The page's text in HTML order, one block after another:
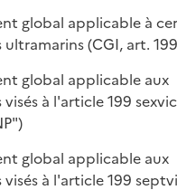
global applicable à
(CGI, art.
global applicable aux
à l'article 199
global applicable aux
à l'article 199